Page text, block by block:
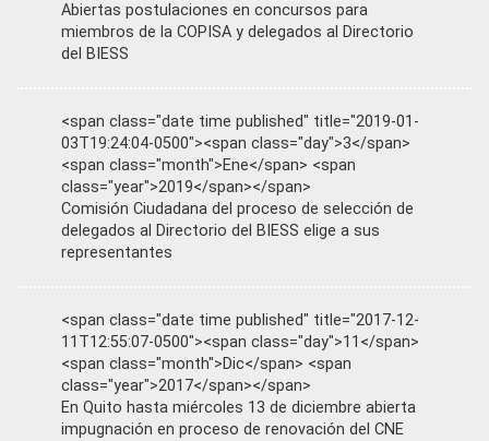
Abiertas postulaciones en concursos para
miembros de la COPISA y delegados al Directorio
del BIESS
<span class="date time published" title="2019-01-
03T19:24:04-0500"><span class="day">3</span>
<span class="month">Ene</span> <span
class="year">2019</span></span>
Comisión Ciudadana del proceso de selección de
delegados al Directorio del BIESS elige a sus
representantes
<span class="date time published" title="2017-12-
11T12:55:07-0500"><span class="day">11</span>
<span class="month">Dic</span> <span
class="year">2017</span></span>
En Quito hasta miércoles 13 de diciembre abierta
impugnación en proceso de renovación del CNE